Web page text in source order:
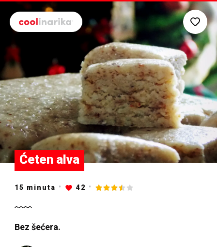
Preskoči na glavni sadržaj
Ćeten alva
15 minuta 42
Bez šećera.